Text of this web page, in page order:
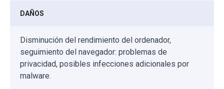
DAÑOS
Disminución del rendimiento del ordenador,
seguimiento del navegador: problemas de
privacidad, posibles infecciones adicionales por
malware.